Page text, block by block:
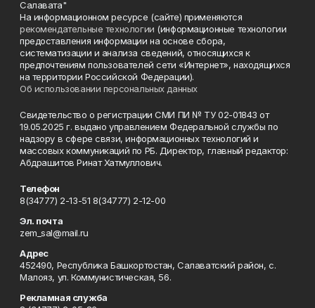
Салавата"
На информационном ресурсе (сайте) применяются
рекомендательные технологии (информационные технологии
предоставления информации на основе сбора,
систематизации и анализа сведений, относящихся к
предпочтениям пользователей сети «Интернет», находящихся
на территории Российской Федерации).
Об использовании персональных данных
Свидетельство о регистрации СМИ ПИ № ТУ 02-01843 от
19.05.2025 г. выдано управлением Федеральной службы по
надзору в сфере связи, информационных технологий и
массовых коммуникаций по РБ. Директор, главный редактор:
Абдрашитов Ринат Хатмуллович.
Телефон
8(34777) 2-13-51 8(34777) 2-12-00
Эл. почта
zem_sal@mail.ru
Адрес
452490, Республика Башкортостан, Салаватский район, с.
Малояз, ул. Коммунистическая, 56.
Рекламная служба